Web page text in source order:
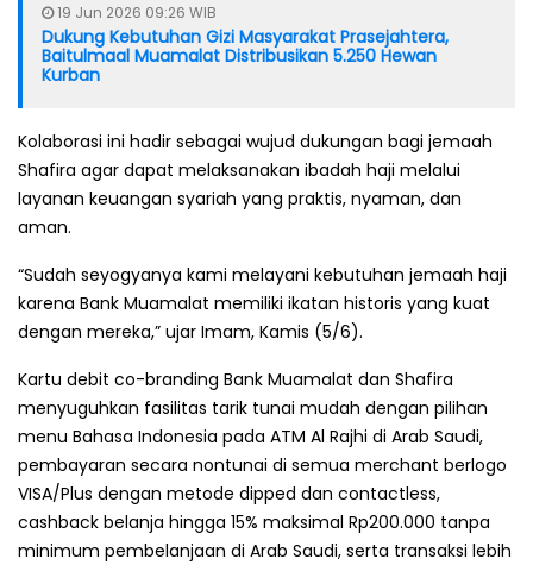
19 Jun 2026 09:26 WIB
Dukung Kebutuhan Gizi Masyarakat Prasejahtera,
Baitulmaal Muamalat Distribusikan 5.250 Hewan
Kurban
Kolaborasi ini hadir sebagai wujud dukungan bagi jemaah
Shafira agar dapat melaksanakan ibadah haji melalui
layanan keuangan syariah yang praktis, nyaman, dan
aman.
“Sudah seyogyanya kami melayani kebutuhan jemaah haji
karena Bank Muamalat memiliki ikatan historis yang kuat
dengan mereka,” ujar Imam, Kamis (5/6).
Kartu debit co-branding Bank Muamalat dan Shafira
menyuguhkan fasilitas tarik tunai mudah dengan pilihan
menu Bahasa Indonesia pada ATM Al Rajhi di Arab Saudi,
pembayaran secara nontunai di semua merchant berlogo
VISA/Plus dengan metode dipped dan contactless,
cashback belanja hingga 15% maksimal Rp200.000 tanpa
minimum pembelanjaan di Arab Saudi, serta transaksi lebih